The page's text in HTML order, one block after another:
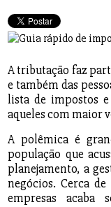
A tributação faz
e também das
lista de impostos
aqueles com maior
A polêmica é
população que
planejamento, a
negócios. Cerca
empresas acaba